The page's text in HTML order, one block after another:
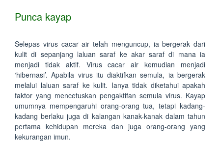
Punca kayap
Selepas virus cacar air telah menguncup, ia bergerak dari
kulit di sepanjang laluan saraf ke akar saraf di mana ia
menjadi tidak aktif. Virus cacar air kemudian menjadi
‘hibernasi’. Apabila virus itu diaktifkan semula, ia bergerak
melalui laluan saraf ke kulit. Ianya tidak diketahui apakah
faktor yang mencetuskan pengaktifan semula virus. Kayap
umumnya mempengaruhi orang-orang tua, tetapi kadang-
kadang berlaku juga di kalangan kanak-kanak dalam tahun
pertama kehidupan mereka dan juga orang-orang yang
kekurangan imun.